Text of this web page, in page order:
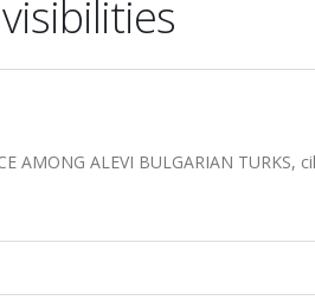
AMONG ALEVI BULGARIAN TURKS,